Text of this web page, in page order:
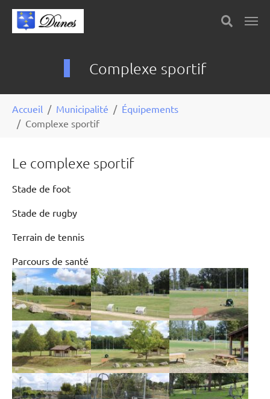
Skip to main content
Complexe sportif
Accueil Municipalité
Équipements
Complexe sportif
Le complexe sportif
Stade de foot
Stade de rugby
Terrain de tennis
Parcours de santé
Panneau de gestion des cookies